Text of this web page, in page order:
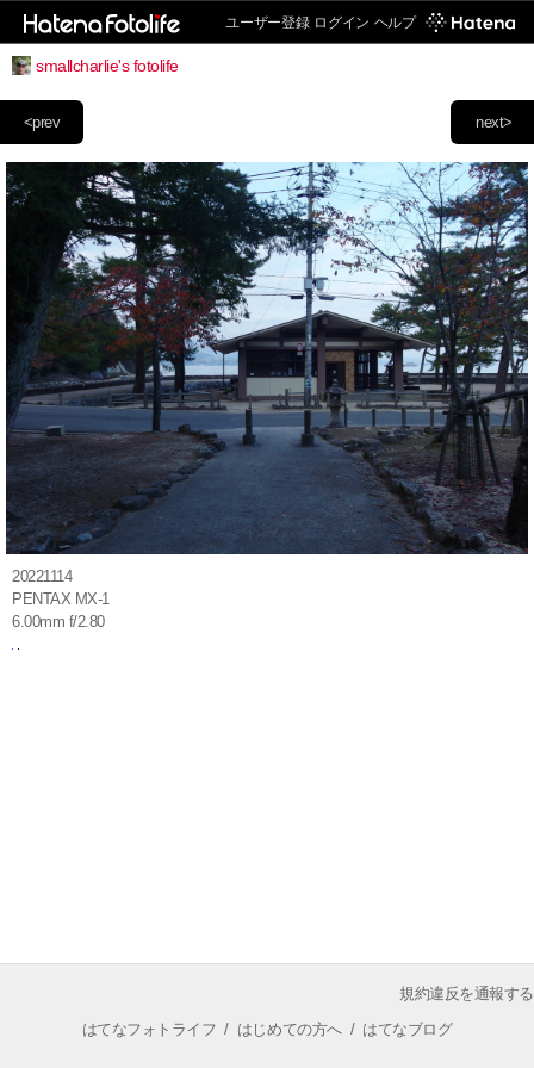
ユーザー登録 ログイン ヘルプ
smallcharlie's fotolife
next>
<prev
20221114
PENTAX MX-1
6.00mm f/2.80
規約違反を通報する
はてなフォトライフ / はじめての方へ/ はてなブログ